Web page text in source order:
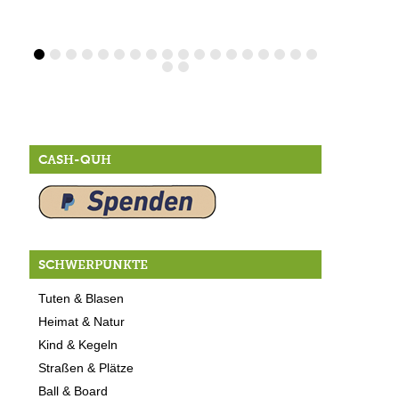
CASH-QUH
SCHWERPUNKTE
Tuten & Blasen
Heimat & Natur
Kind & Kegeln
Straßen & Plätze
Ball & Board